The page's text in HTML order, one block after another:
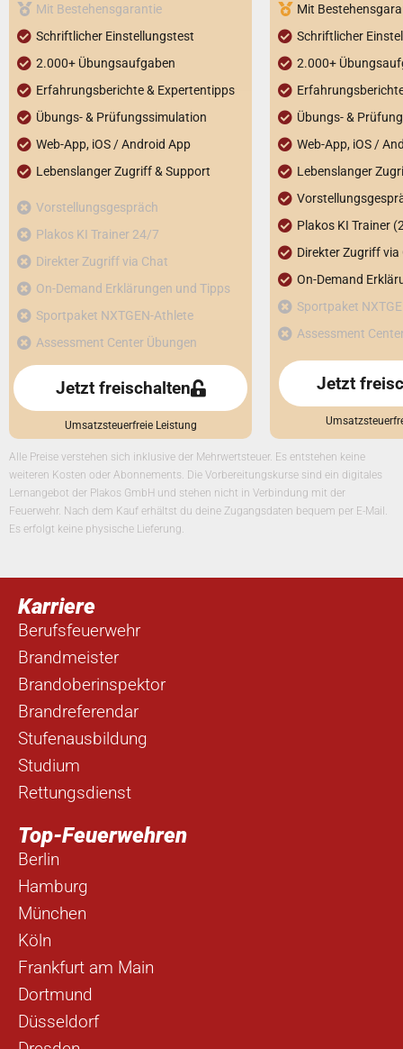
Mit Bestehensgarantie
Schriftlicher Einstellungstest
2.000+ Übungsaufgaben
Erfahrungsberichte & Expertentipps​
Übungs- & Prüfungssimulation​
Web-App, iOS / Android App​
Lebenslanger Zugriff & Support​
Vorstellungsgespräch
Plakos KI Trainer 24/7
Direkter Zugriff via Chat
On-Demand Erklärungen und Tipps
Sportpaket NXTGEN-Athlete
Assessment Center Übungen
Jetzt freischalten
Umsatzsteuerfreie Leistung
Mit
Schriftlicher
2.000+
Übungs- &
Web-App, iOS /
Lebenslanger
Plakos KI Trainer
Direkter Zugriff via
On-Demand
Sportpaket
Assessment
Jetzt
Alle Preise verstehen sich inklusive der Mehrwertsteuer. Es entstehen keine
weiteren Kosten oder Abonnements. Die Vorbereitungskurse sind ein digitales
Lernangebot der Plakos GmbH und stehen nicht in Verbindung mit der
Feuerwehr. Nach dem Kauf erhältst du deine Zugangsdaten bequem per E-Mail.
Es erfolgt keine physische Lieferung.
Karriere
Berufsfeuerwehr
Brandmeister
Brandoberinspektor
Brandreferendar
Stufenausbildung
Studium
Rettungsdienst
Top-Feuerwehren
Berlin
Hamburg
München
Köln
Frankfurt am Main
Dortmund
Düsseldorf